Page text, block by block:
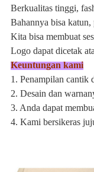
Berkualitas tinggi,
Bahannya bisa
Kita bisa membuat
Logo dapat dicetak
Keuntungan kami
1. Penampilan cantik
2. Desain dan
3. Anda dapat
4. Kami bersikeras